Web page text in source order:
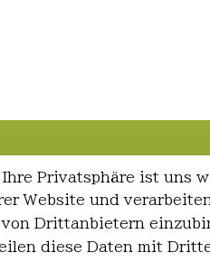
Ihre Privatsphäre ist uns
Website und
Drittanbietern
diese Daten mit